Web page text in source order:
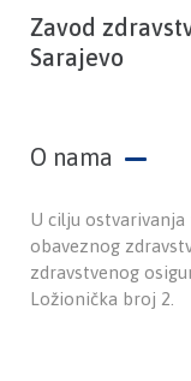
Zavod
Sarajevo
O nama
U cilju ostvarivanja
obaveznog
zdravstvenog
Ložionička broj 2.